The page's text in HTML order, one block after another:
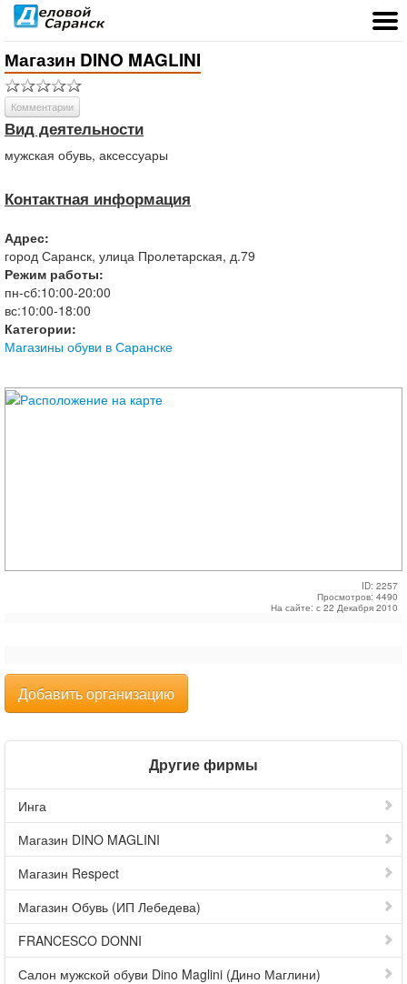
Магазин DINO MAGLINI
Комментарии
Вид деятельности
мужская обувь, аксессуары
Контактная информация
Адрес:
город Саранск, улица Пролетарская, д.79
Режим работы:
пн-сб:10:00-20:00
вс:10:00-18:00
Категории:
Магазины обуви в Саранске
ID: 2257
Просмотров: 4490
На сайте: с 22 Декабря 2010
Добавить организацию
Другие фирмы
Инга
Магазин DINO MAGLINI
Магазин Respect
Магазин Обувь (ИП Лебедева)
FRANCESCO DONNI
Салон мужской обуви Dino Maglini (Дино Маглини)